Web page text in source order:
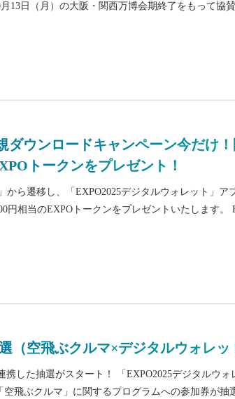
月13日（月）の大阪・関西万博会期終了をもって協
ダウンロードキャンペーン今だけ
トークンをプレゼント！
ら遷移し、「EXPO2025デジタルウォレット」ア
円相当のEXPOトークンをプレゼントいたします。
（空飛ぶクルマ×デジタルウォレッ
携した抽選がスタート！ 「EXPO2025デジタルウォ
飛ぶクルマ」に関するプログラムへの参加券が抽